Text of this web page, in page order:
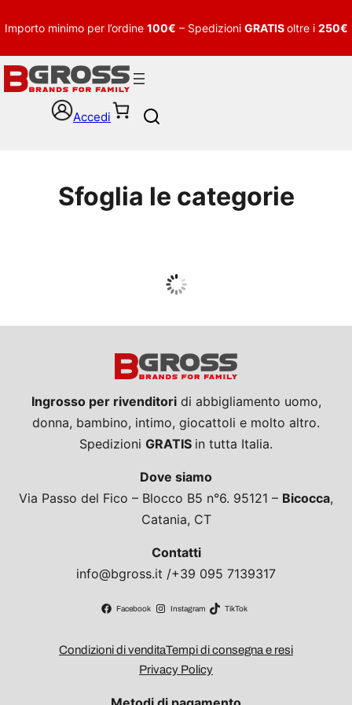
Importo minimo per l’ordine 100€ – Spedizioni GRATISoltre i 250€
Accedi
h
Sfoglia le categorie
Guarda tutto
Ingrosso per rivenditoridi abbigliamento uomo,
donna, bambino, intimo, giocattoli e molto altro.
Spedizioni GRATIS in tutta Italia.
Dove siamo
Via Passo del Fico – Blocco B5 n°6. 95121 – Bicocca,
Catania, CT
Contatti
info@bgross.it /+39 095 7139317
Facebook Instagram TikTok
Condizioni di venditaTempi di consegna e resi
Privacy Policy